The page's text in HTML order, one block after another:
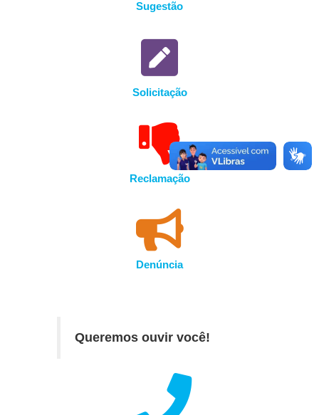
Sugestão
Solicitação
Reclamação
Denúncia
Queremos ouvir você!